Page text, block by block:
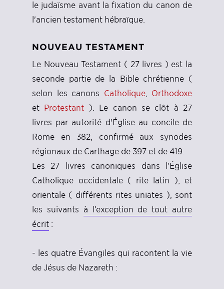
le judaïsme avant la fixation du canon de
l'ancien testament hébraïque.
NOUVEAU TESTAMENT
Le Nouveau Testament ( 27 livres ) est la
seconde partie de la Bible chrétienne (
selon les canons Catholique, Orthodoxe
et Protestant ). Le canon se clôt à 27
livres par autorité d'Église au concile de
Rome en 382, confirmé aux synodes
régionaux de Carthage de 397 et de 419.
Les 27 livres canoniques dans l'Église
Catholique occidentale ( rite latin ), et
orientale ( différents rites uniates ), sont
les suivants à l’exception de tout autre
écrit :
- les quatre Évangiles qui racontent la vie
de Jésus de Nazareth :